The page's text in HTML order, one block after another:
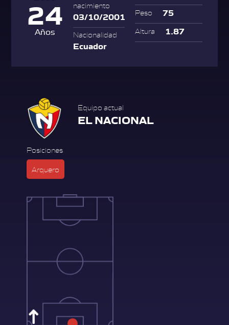
24
Años
nacimiento
03/10/2001
Nacionalidad
Ecuador
Peso 75
Altura 1.87
Equipo actual
EL NACIONAL
Posiciones
Arquero